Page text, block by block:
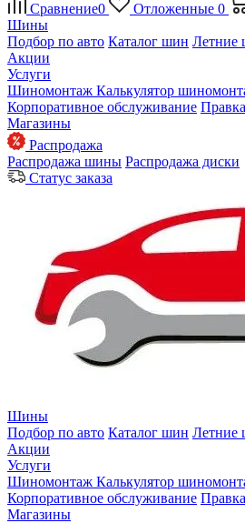
Сравнение0 Отложенные 0
Шины
Подбор по авто Каталог шин Летние
Акции
Услуги
Шиномонтаж Калькулятор
Корпоративное обслуживание
Магазины
Распродажа
Распродажа шины Распродажа диски
Статус заказа
Шины
Подбор по авто Каталог шин Летние
Акции
Услуги
Шиномонтаж Калькулятор
Корпоративное обслуживание
Магазины